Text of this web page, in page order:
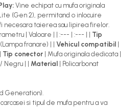
Vine echipat cu mufa originala
(Gen 2), permitand o inlocuire
necesara taierea sau lipirea firelor.
| Valoare | | :--- | :--- | | Tip
franare) | | Vehicul compatibil
Tip conector | Mufa originala dedicata |
/ Negru | | Material
| Policarbonat
Generation).
si tipul de mufa pentru a va